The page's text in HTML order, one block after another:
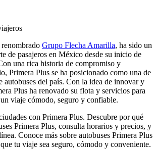
Grupo Flecha Amarilla, ha sido un
de pasajeros en México desde su inicio de
una rica historia de compromiso y
Primera Plus se ha posicionado como una de
autobuses del país. Con la idea de innovar y
Plus ha renovado su flota y servicios para
viaje cómodo, seguro y confiable.
con Primera Plus. Descubre por qué
Primera Plus, consulta horarios y precios, y
Conoce más sobre autobuses Primera Plus
tu viaje sea seguro, cómodo y conveniente.